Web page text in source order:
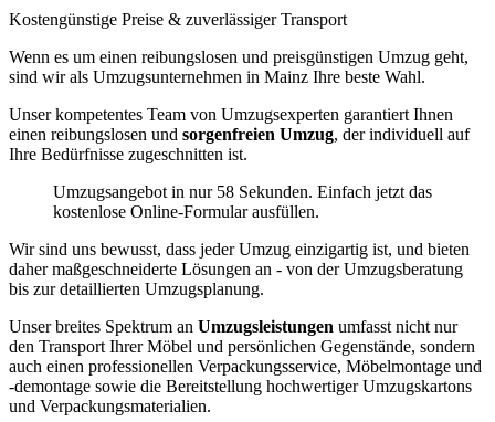
Kostengünstige Preise & zuverlässiger Transport
Wenn es um einen reibungslosen und preisgünstigen Umzug geht,
sind wir als Umzugsunternehmen in Mainz Ihre beste Wahl.
Unser kompetentes Team von Umzugsexperten garantiert Ihnen
einen reibungslosen und sorgenfreien Umzug, der individuell auf
Ihre Bedürfnisse zugeschnitten ist.
Umzugsangebot in nur 58 Sekunden. Einfach jetzt das
kostenlose Online-Formular ausfüllen.
Wir sind uns bewusst, dass jeder Umzug einzigartig ist, und bieten
daher maßgeschneiderte Lösungen an - von der Umzugsberatung
bis zur detaillierten Umzugsplanung.
Unser breites Spektrum an Umzugsleistungen umfasst nicht nur
den Transport Ihrer Möbel und persönlichen Gegenstände, sondern
auch einen professionellen Verpackungsservice, Möbelmontage und
-demontage sowie die Bereitstellung hochwertiger Umzugskartons
und Verpackungsmaterialien.